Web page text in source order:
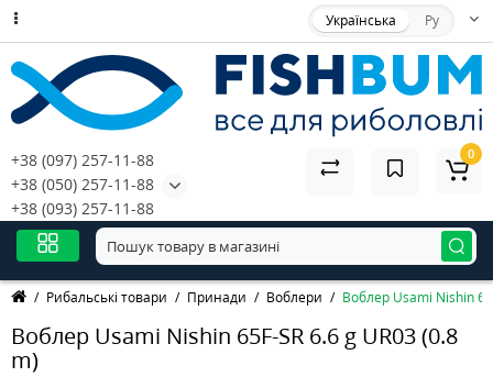
Українська Ру
+38 (097) 257-11-88
+38 (050) 257-11-88
+38 (093) 257-11-88
0
Рибальські товари Принади Воблери Воблер Usami Nishin
Воблер Usami Nishin 65F-SR 6.6 g UR03 (0.8
m)